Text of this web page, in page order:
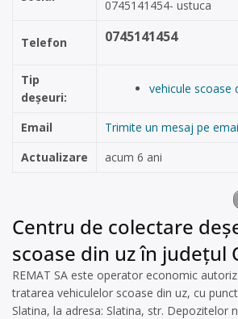
0745141454- ustuca
Telefon 0745141454
Tip
deșeuri:
vehicule scoase
Email
Trimite un mesaj pe
Actualizare
acum 6 ani
Centru de colectare
scoase din uz în județul
REMAT SA este operator economic
tratarea vehiculelor scoase din uz, cu
Slatina, la adresa: Slatina, str. Depozitelor